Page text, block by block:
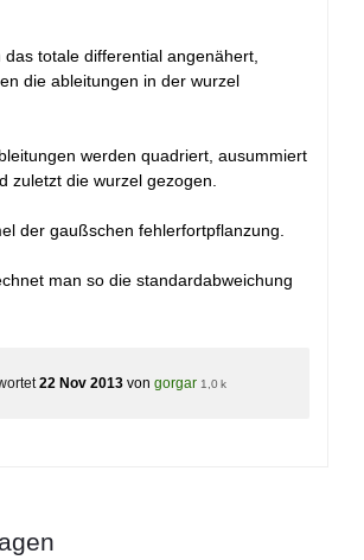
totale differential angenähert,
die ableitungen in der wurzel
werden quadriert, ausummiert
zuletzt die wurzel gezogen.
der gaußschen fehlerfortpflanzung.
man so die standardabweichung
22 Nov 2013 von gorgar 1,0 k